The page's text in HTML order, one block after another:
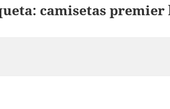
camisetas premier